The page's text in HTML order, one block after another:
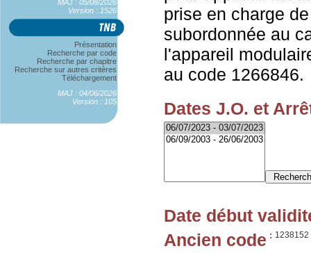
MAJ : 05/08/2026
Version : 1526
Présentation
Recherche par code
Recherche par chapitre
Recherche sur autres critères
Téléchargement
MAJ : 04/06/2026
Version : 105
prise en charge
subordonnée au
l'appareil
au code 1266846.
Dates J.O. et
Date début
Ancien code : 1238152